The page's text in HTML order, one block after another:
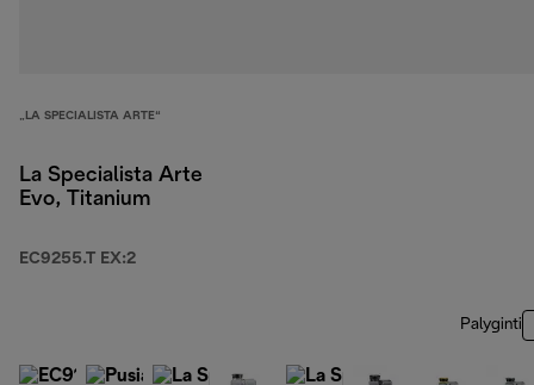
„LA SPECIALISTA ARTE“
La Specialista Arte
Evo, Titanium
EC9255.T EX:2
Palyginti